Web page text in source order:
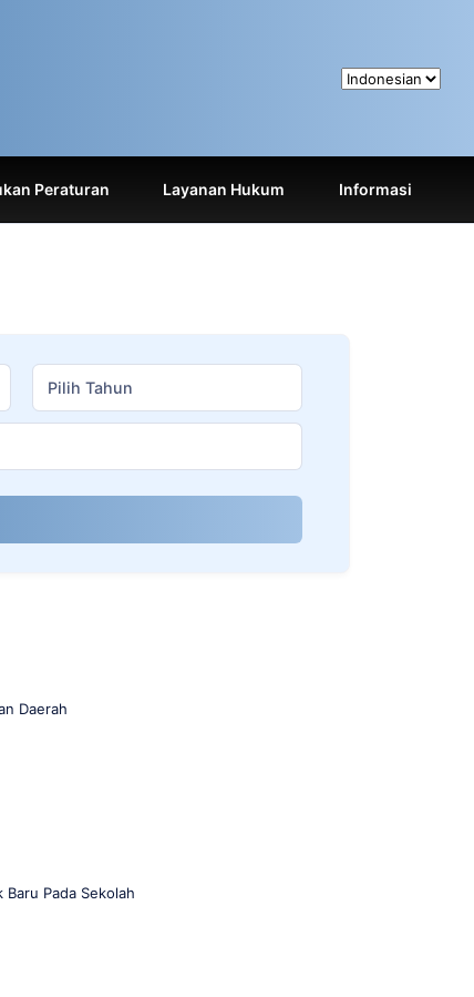
Peraturan Layanan Hukum Informasi
Pilih Tahun
Daerah
Pada Sekolah